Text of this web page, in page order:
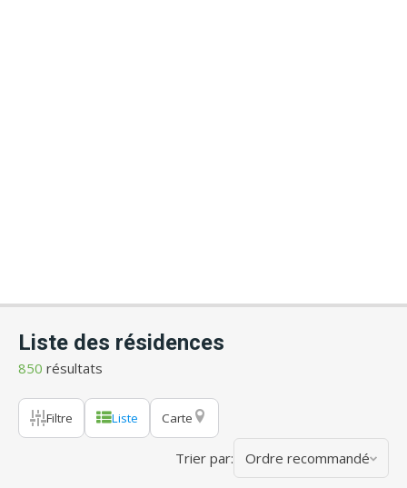
Liste des résidences
850 résultats
Filtre Liste Carte
Trier par: Ordre recommandé